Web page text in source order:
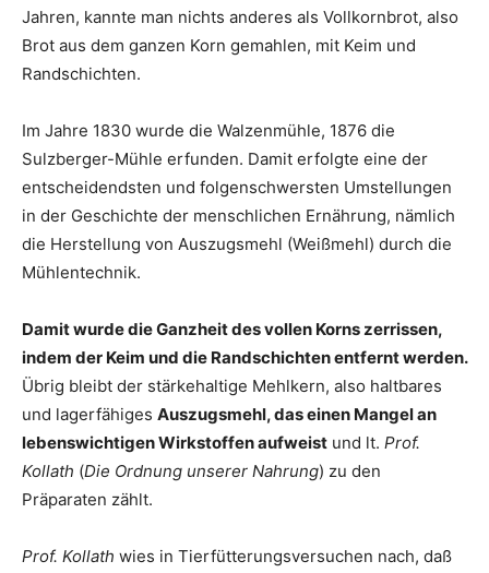
Jahren, kannte man nichts anderes als Vollkornbrot, also
Brot aus dem ganzen Korn gemahlen, mit Keim und
Randschichten.
Im Jahre 1830 wurde die Walzenmühle, 1876 die
Sulzberger-Mühle erfunden. Damit erfolgte eine der
entscheidendsten und folgenschwersten Umstellungen
in der Geschichte der menschlichen Ernährung, nämlich
die Herstellung von Auszugsmehl (Weißmehl) durch die
Mühlentechnik.
Damit wurde die Ganzheit des vollen Korns zerrissen,
indem der Keim und die Randschichten entfernt werden.
Übrig bleibt der stärkehaltige Mehlkern, also haltbares
und lagerfähiges Auszugsmehl, das einen Mangel an
lebenswichtigen Wirkstoffen aufweist und lt. Prof.
Kollath (Die Ordnung unserer Nahrung) zu den
Präparaten zählt.
Prof. Kollath wies in Tierfütterungsversuchen nach, daß